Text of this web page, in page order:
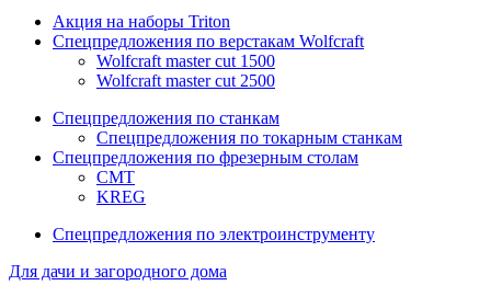
Акция на наборы Triton
Спецпредложения по верстакам Wolfcraft
Wolfcraft master cut 1500
Wolfcraft master cut 2500
Спецпредложения по станкам
Спецпредложения по токарным станкам
Спецпредложения по фрезерным столам
CMT
KREG
Спецпредложения по электроинструменту
Для дачи и загородного дома